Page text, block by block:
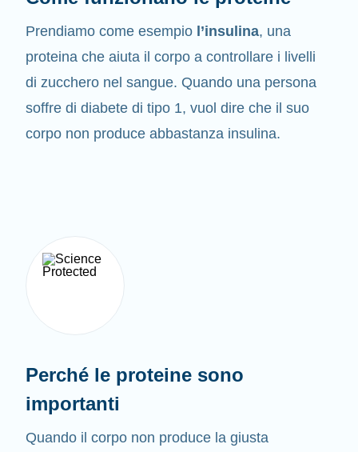
Prendiamo come esempio l’insulina, una
proteina che aiuta il corpo a controllare i livelli
di zucchero nel sangue. Quando una persona
soffre di diabete di tipo 1, vuol dire che il suo
corpo non produce abbastanza insulina.
Perché le proteine sono
importanti
Quando il corpo non produce la giusta